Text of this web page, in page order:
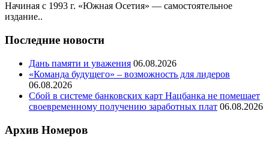
Начиная с 1993 г. «Южная Осетия» — самостоятельное
издание..
Последние новости
Дань памяти и уважения 06.08.2026
«Команда будущего» – возможность для лидеров
06.08.2026
Сбой в системе банковских карт Нацбанка не помешает
своевременному получению заработных плат 06.08.2026
Архив Номеров